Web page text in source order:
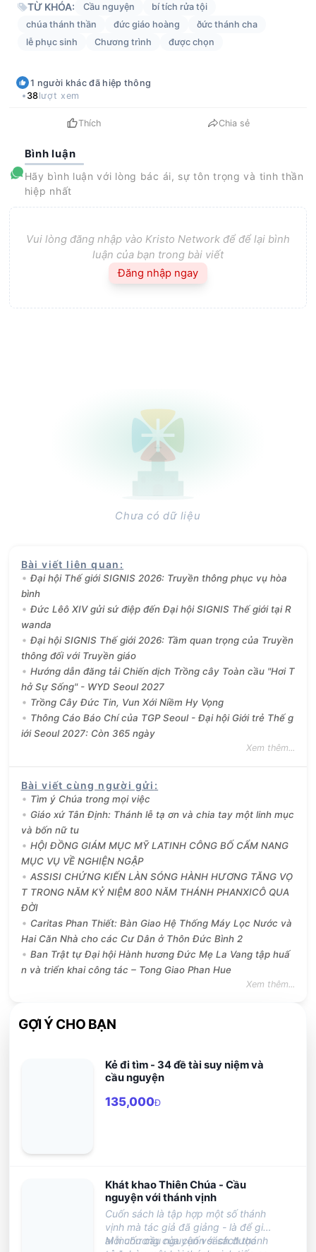
TỪ KHÓA: Cầu nguyện
bí tích rửa tội
chúa thánh thần
đức giáo hoàng
ðức thánh cha
lễ phục sinh
Chương trình được chọn
1 người khác đã hiệp thông
38lượt xem
Thích Chia sẻ
Bình luận
Hãy bình luận với lòng bác ái, sự tôn trọng và tinh thần
hiệp nhất
Vui lòng đăng nhập vào Kristo Network để để lại bình
luận của bạn trong bài viết
Đăng nhập ngay
Chưa có dữ liệu
Bài viết liên quan :
Đại hội Thế giới SIGNIS 2026: Truyền thông phục vụ hòa
bình
Đức Lêô XIV gửi sứ điệp đến Đại hội SIGNIS Thế giới tại R
wanda
Đại hội SIGNIS Thế giới 2026: Tầm quan trọng của Truyền
thông đối với Truyền giáo
Hướng dẫn đăng tải Chiến dịch Trồng cây Toàn cầu "Hơi T
hở Sự Sống" - WYD Seoul 2027
Trồng Cây Đức Tin, Vun Xới Niềm Hy Vọng
Thông Cáo Báo Chí của TGP Seoul - Đại hội Giới trẻ Thế g
iới Seoul 2027: Còn 365 ngày
Xem thêm...
Bài viết cùng người gửi :
Tìm ý Chúa trong mọi việc
Giáo xứ Tân Định: Thánh lễ tạ ơn và chia tay một linh mục
và bốn nữ tu
HỘI ĐỒNG GIÁM MỤC MỸ LATINH CÔNG BỐ CẨM NANG
MỤC VỤ VỀ NGHIỆN NGẬP
ASSISI CHỨNG KIẾN LÀN SÓNG HÀNH HƯƠNG TĂNG VỌ
T TRONG NĂM KỶ NIỆM 800 NĂM THÁNH PHANXICÔ QUA
ĐỜI
Caritas Phan Thiết: Bàn Giao Hệ Thống Máy Lọc Nước và
Hai Căn Nhà cho các Cư Dân ở Thôn Đức Bình 2
Ban Trật tự Đại hội Hành hương Đức Mẹ La Vang tập huấ
n và triển khai công tác – Tong Giao Phan Hue
Xem thêm...
GỢI Ý CHO BẠN
Kẻ đi tìm - 34 đề tài suy niệm và
cầu nguyện
135,000Đ
Khát khao Thiên Chúa - Cầu
nguyện với thánh vịnh
Cuốn sách là tập hợp một số thánh
vịnh mà tác giả đã giảng - là để giúp
ai muốn cầu nguyện với sách thánh
Mỗi chương của cuốn sách được